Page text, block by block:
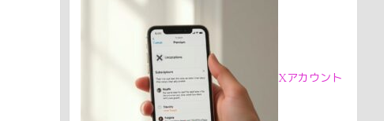
Xアカウント